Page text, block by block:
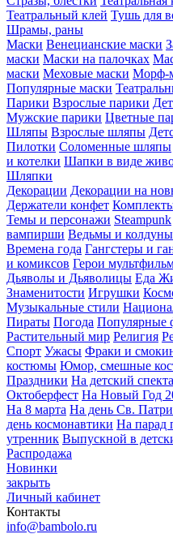
Театральный клей Тушь для
Шрамы, раны
Маски Венецианские маски
маски Маски на палочках
маски Меховые маски Морф-
Популярные маски
Парики Взрослые парики
Мужские парики Цветные
Шляпы Взрослые шляпы
Пилотки Соломенные шляпы
и котелки Шапки в виде
Шляпки
Декорации Декорации на
Держатели конфет
Темы и персонажи Steampunk
вампирши Ведьмы и колдуны
Времена года Гангстеры и
и комиксов Герои
Дьяволы и Дьяволицы Еда
Знаменитости Игрушки
Музыкальные стили
Пираты Погода Популярные
Растительный мир Религия
Спорт Ужасы Фраки и
костюмы Юмор, смешные
Праздники На детский
Октоберфест На Новый Год
На 8 марта На день Св.
день космонавтики На парад
утренник Выпускной в
Распродажа
Новинки
закрыть
Личный кабинет
Контакты
info@bambolo.ru